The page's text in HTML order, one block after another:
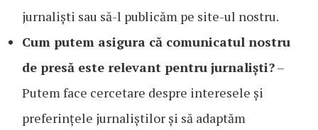
jurnaliști sau să-l publicăm pe site-ul nostru.
Cum putem asigura că comunicatul nostru
de presă este relevant pentru jurnaliști?–
Putem face cercetare despre interesele și
preferințele jurnaliștilor și să adaptăm